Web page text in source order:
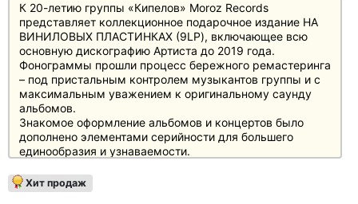
К 20-летию группы «Кипелов» Moroz Records
представляет коллекционное подарочное издание НА
ВИНИЛОВЫХ ПЛАСТИНКАХ (9LP), включающее всю
основную дискографию Артиста до 2019 года.
Фонограммы прошли процесс бережного ремастеринга
– под пристальным контролем музыкантов группы и с
максимальным уважением к оригинальному саунду
альбомов.
Знакомое оформление альбомов и концертов было
дополнено элементами серийности для большего
единообразия и узнаваемости.
записанных для этого релиза в 2022-м году.
Хит продаж